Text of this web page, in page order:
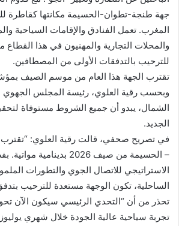
جهة طنجة-تطوان-الحسيمة مكانتها كقاطرة
المغرب. تعمل الفنادق والإقامات السياحية
والمحلات التجارية والمهنيون في هذا القطاع
للترحيب بالتدفقات الأولى من المصطافين.
تقترب الجهة هذا العام من موسم الصيف
وبحسب رقية العلوي، رئيسة المجلس الجهوي
الشمال، يبدو أن جميع الشروط مستوفاة
الجديد.
في تصريح صحفي، قالت رقية العلوي:
– الحسيمة من صيف 2026 بدينامية
الاستراتيجي للاتصال الجوي والتطورات
الساحلية، تكون الوجهة مستعدة للترحيب
تحذر من أن “التحدي الرئيسي سيكون الآن
تجربة سياحية عالية الجودة خلال شهري